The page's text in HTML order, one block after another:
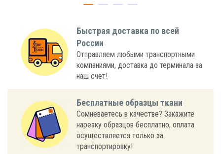
Быстрая доставка по всей
России
Отправляем любыми транспортными
компаниями, доставка до терминала за
наш счет!
Бесплатные образцы ткани
Сомневаетесь в качестве? Закажите
нарезку образцов бесплатно, оплата
осуществляется только за
транспортировку!